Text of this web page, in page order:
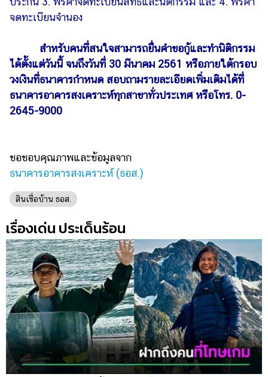
จดทะเบียนจำนอง
สำหรับคนที่สนใจสามารถยื่นคำขอกู้และทำนิติกรรม
ได้ตั้งแต่วันนี้ จนถึงวันที่ 30 มีนาคม 2561 หรือภายใต้กรอบ
วงเงินที่ธนาคารกำหนด สอบถามรายละเอียดเพิ่มเติมได้ที่
ธนาคารอาคารสงเคราะห์ทุกสาขาทั่วประเทศ หรือโทร. 0-
2645-9000
ขอขอบคุณภาพและข้อมูลจาก
ธนาคารอาคารสงเคราะห์ (ธอส.)
สินเชื่อบ้าน ธอส.
เรื่องเด่น ประเด็นร้อน